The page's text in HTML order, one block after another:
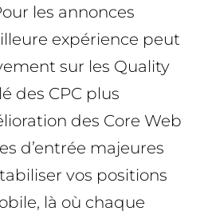
les annonces
expérience peut
sur les Quality
des CPC plus
des Core Web
d’entrée majeures
vos positions
là où chaque